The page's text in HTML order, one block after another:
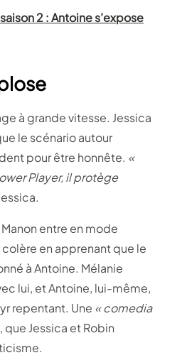
2 : Antoine s’expose
à grande vitesse. Jessica
le scénario autour
pour être honnête. «
Player, il protège
entre en mode
en apprenant que le
à Antoine. Mélanie
lui, et Antoine, lui-même,
repentant. Une « comedia
que Jessica et Robin